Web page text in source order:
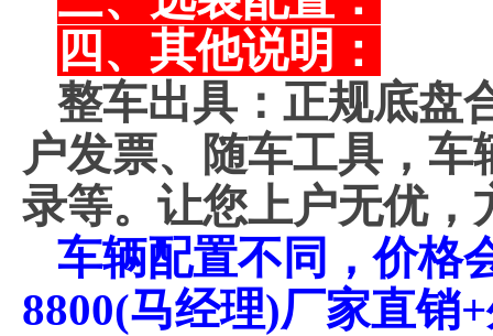
四、其他说明：
整车出具：正规底盘
户发票、随车工具，
录等。让您上户无优，
车辆配置不同，价格
8800(马经理)厂家直销